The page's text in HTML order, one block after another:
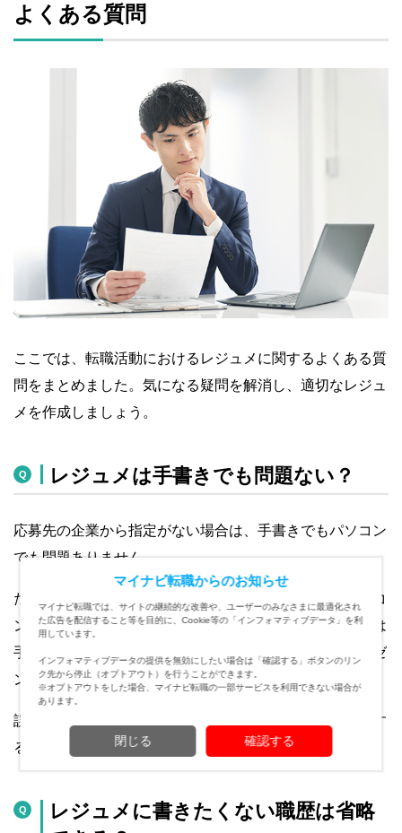
よくある質問
ここでは、転職活動におけるレジュメに関するよくある質
問をまとめました。気になる疑問を解消し、適切なレジュ
メを作成しましょう。
レジュメは手書きでも問題ない？
応募先の企業から指定がない場合は、手書きでもパソコン
でも問題ありません。
ただ、誤字脱字の修正のしやすさなどを考えると、パソコ
ンで作成することをおすすめします。しかし、大切なのは
手書きであってもパソコンであっても「自分自身をプレゼ
ンテーションできているか」です。
誤字脱字やレイアウト崩れなどがないよう、慎重に確認す
るようにしましょう。
レジュメに書きたくない職歴は省略
マイナビ転職からのお知らせ
マイナビ転職では、サイトの継続的な改善や、ユーザーのみなさまに最適化され
た広告を配信すること等を目的に、Cookie等の「インフォマティブデータ」を利
用しています。
インフォマティブデータの提供を無効にしたい場合は「確認する」ボタンのリン
ク先から停止（オプトアウト）を行うことができます。
※オプトアウトをした場合、マイナビ転職の一部サービスを利用できない場合が
あります。
閉じる 確認する